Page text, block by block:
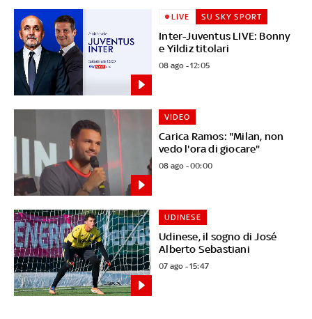
Inter-Juventus LIVE: Bonny
e Yildiz titolari
LIVE SU SKY SPORT
08 ago - 12:05
Carica Ramos: "Milan, non
vedo l'ora di giocare"
VIDEO
08 ago - 00:00
Udinese, il sogno di José
Alberto Sebastiani
UDINESE
07 ago - 15:47